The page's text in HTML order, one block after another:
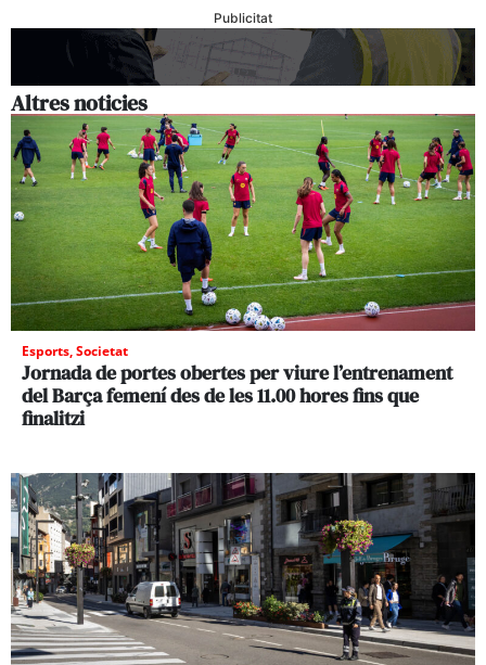
Publicitat
Altres noticies
Esports,Societat
Jornada de portes obertes per viure l’entrenament
del Barça femení des de les 11.00 hores fins que
finalitzi